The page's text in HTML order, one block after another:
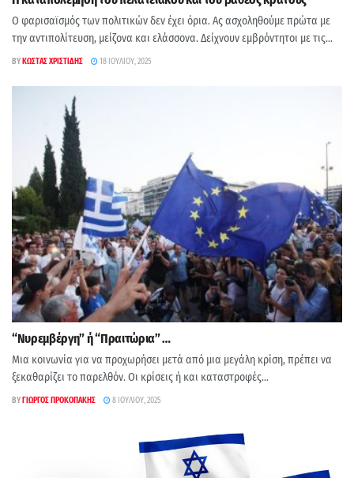
Ο φαρισαϊσμός των πολιτικών δεν έχει όρια. Ας ασχοληθούμε πρώτα με
την αντιπολίτευση, μείζονα και ελάσσονα. Δείχνουν εμβρόντητοι με τις...
BY ΚΏΣΤΑΣ ΧΡΙΣΤΊΔΗΣ 18 ΙΟΥΛΊΟΥ, 2025
“Νυρεμβέργη” ή “Πραιτώρια” …
Μια κοινωνία για να προχωρήσει μετά από μια μεγάλη κρίση, πρέπει να
ξεκαθαρίζει το παρελθόν. Οι κρίσεις ή και καταστροφές...
BY ΓΙΏΡΓΟΣ ΠΡΟΚΟΠΆΚΗΣ 8 ΙΟΥΛΊΟΥ, 2025